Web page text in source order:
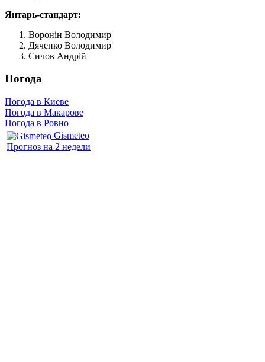
Янтарь-стандарт:
Воронін Володимир
Дяченко Володимир
Сичов Андрій
Погода
Погода в Киеве
Погода в Макарове
Погода в Ровно
Gismeteo
Прогноз на 2 недели